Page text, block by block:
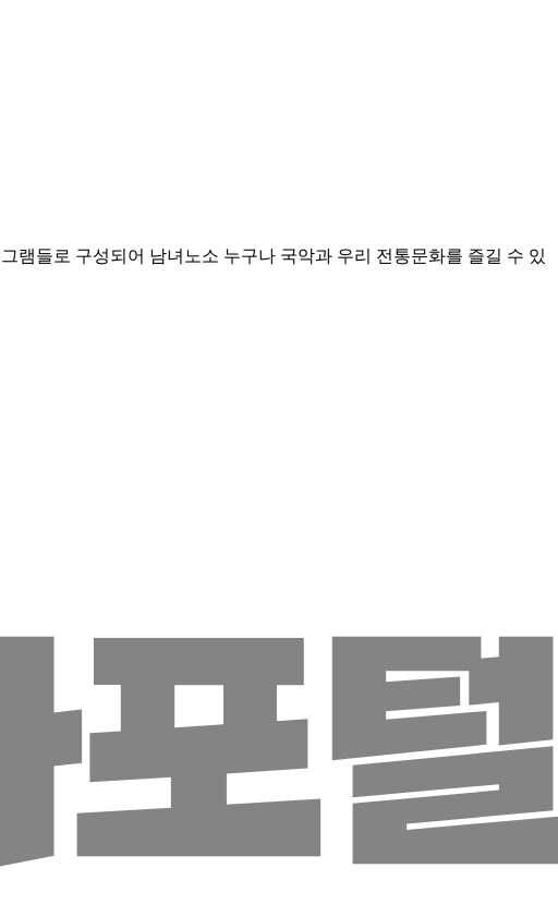
램들로 구성되어 남녀노소 누구나 국악과 우리 전통문화를 즐길 수 있